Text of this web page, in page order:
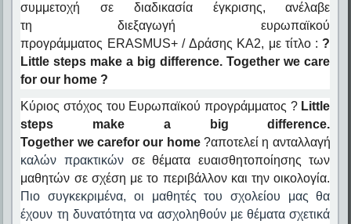
συμμετοχή σε διαδικασία έγκρισης, ανέλαβε
τη διεξαγωγή ευρωπαϊκού
προγράμματος ERASMUS+ / Δράσης ΚΑ2, με τίτλο : ?
Littlesteps makea bigdifference.Together we care
for our home ?
Κύριοςστόχος του Ευρωπαϊκούπρογράμματος ?Little
steps make a big difference.
Together wecareforour home?αποτελεί η ανταλλαγή
καλών πρακτικών σε θέματα ευαισθητοποίησης των
μαθητών σε σχέση με το περιβάλλον και την οικολογία.
Πιο συγκεκριμένα, οι μαθητές του σχολείου μας θα
έχουν τη δυνατότητα να ασχοληθούν με θέματα σχετικά